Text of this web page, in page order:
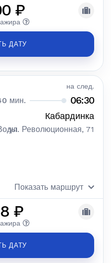
₽
ДАТУ
на след.
мин. 06:30
Кабардинка
ул. Революционная, 71
Показать маршрут
₽
ДАТУ